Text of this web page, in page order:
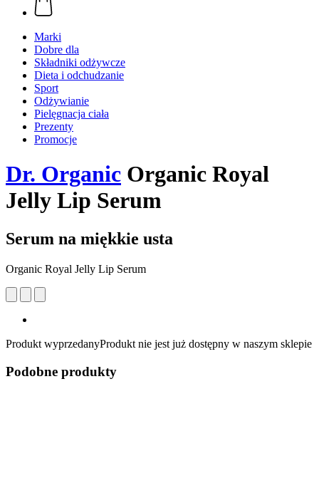
Marki
Dobre dla
Składniki odżywcze
Dieta i odchudzanie
Sport
Odżywianie
Pielęgnacja ciała
Prezenty
Promocje
Dr. Organic Organic Royal
Jelly Lip Serum
Serum na miękkie usta
Organic Royal Jelly Lip Serum
Produkt wyprzedanyProdukt nie jest już dostępny w naszym sklepie
Podobne produkty